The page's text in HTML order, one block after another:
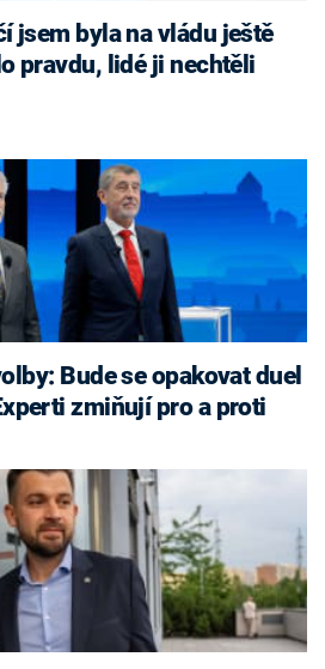
jsem byla na vládu ještě
pravdu, lidé ji nechtěli
zmiňují pro a proti